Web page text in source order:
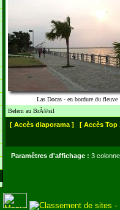
Las Docas - en bordure du fleuve
Belem au BrÃ©sil
[ Accès diaporama ] [ Accès Top
Paramêtres d'affichage : 3